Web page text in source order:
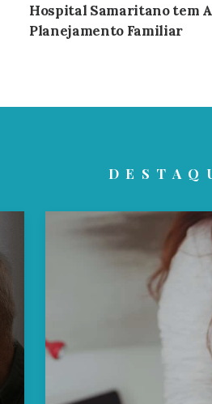
Hospital Samaritano tem
Planejamento Familiar